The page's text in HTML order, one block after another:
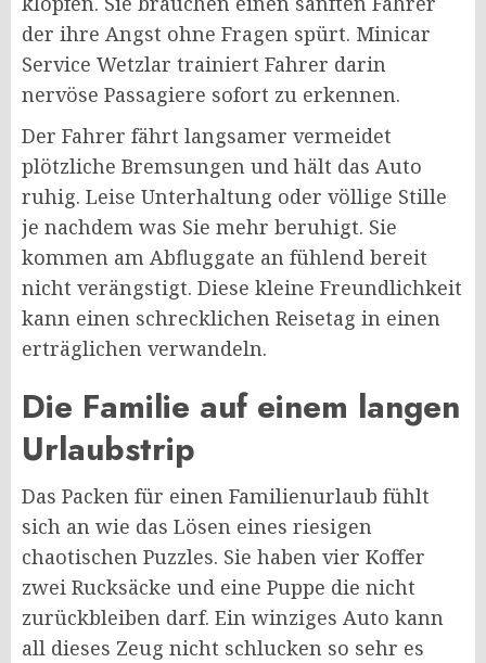
der ihre Angst ohne Fragen spürt. Minicar
Service Wetzlar trainiert Fahrer darin
nervöse Passagiere sofort zu erkennen.
Der Fahrer fährt langsamer vermeidet
plötzliche Bremsungen und hält das Auto
ruhig. Leise Unterhaltung oder völlige Stille
je nachdem was Sie mehr beruhigt. Sie
kommen am Abfluggate an fühlend bereit
nicht verängstigt. Diese kleine Freundlichkeit
kann einen schrecklichen Reisetag in einen
erträglichen verwandeln.
Die Familie auf einem langen
Urlaubstrip
Das Packen für einen Familienurlaub fühlt
sich an wie das Lösen eines riesigen
chaotischen Puzzles. Sie haben vier Koffer
zwei Rucksäcke und eine Puppe die nicht
zurückbleiben darf. Ein winziges Auto kann
all dieses Zeug nicht schlucken so sehr es